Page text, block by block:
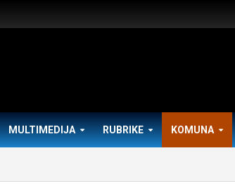
MULTIMEDIJA RUBRIKE KOMUNA